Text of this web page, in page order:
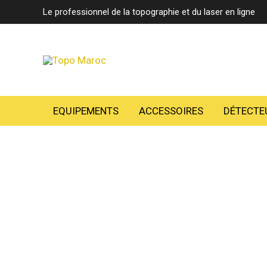
au
Le professionnel de la topographie et du laser en ligne
EQUIPEMENTS ACCESSOIRES